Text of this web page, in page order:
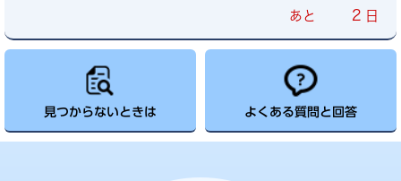
あと 2 日
見つからないときは よくある質問と回答